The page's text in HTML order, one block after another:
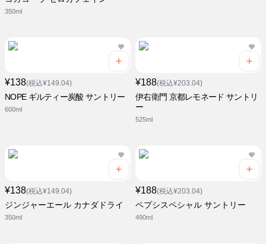
350ml
¥138(税込¥149.04)
NOPE ギルティー炭酸 サントリー
600ml
¥188(税込¥203.04)
伊右衛門 京都レモネード サントリ
ー
525ml
¥138(税込¥149.04)
ジンジャーエール カナダドライ
350ml
¥188(税込¥203.04)
ペプシスペシャル サントリー
490ml